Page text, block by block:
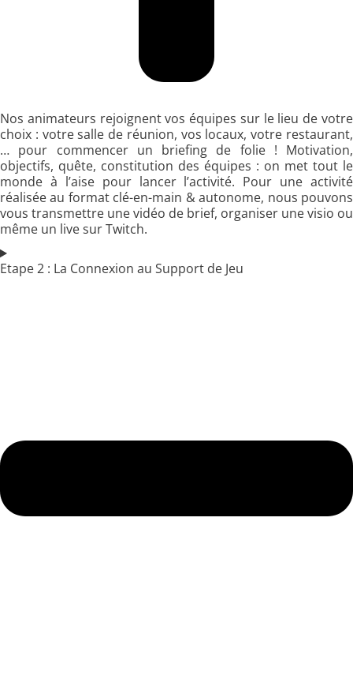
Nos animateurs rejoignent vos équipes sur le lieu de votre
choix : votre salle de réunion, vos locaux, votre restaurant,
… pour commencer un briefing de folie ! Motivation,
objectifs, quête, constitution des équipes : on met tout le
monde à l’aise pour lancer l’activité. Pour une activité
réalisée au format clé-en-main & autonome, nous pouvons
vous transmettre une vidéo de brief, organiser une visio ou
même un live sur Twitch.
Etape 2 : La Connexion au Support de Jeu